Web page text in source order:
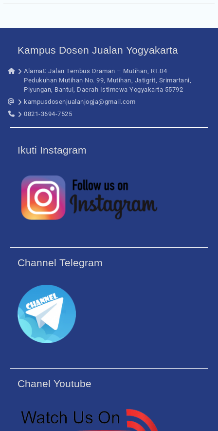
Kampus Dosen Jualan Yogyakarta
Alamat: Jalan Tembus Draman – Mutihan, RT.04
Pedukuhan Mutihan No. 99, Mutihan, Jatigrit, Srimartani,
Piyungan, Bantul, Daerah Istimewa Yogyakarta 55792
kampusdosenjualanjogja@gmail.com
0821-3694-7525
Ikuti Instagram
Channel Telegram
Chanel Youtube